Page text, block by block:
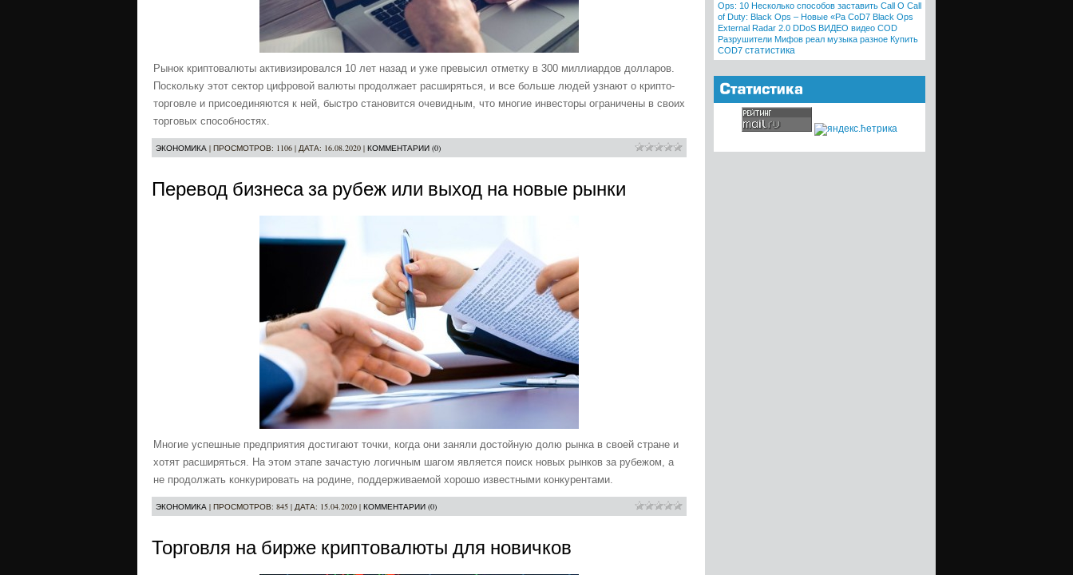
Рынок криптовалюты активизировался 10 лет назад и уже превысил отметку в 300 миллиардов долларов.
Поскольку этот сектор цифровой валюты продолжает расширяться, и все больше людей узнают о крипто-
торговле и присоединяются к ней, быстро становится очевидным, что многие инвесторы ограничены в своих
торговых способностях.
ЭКОНОМИКА | ПРОСМОТРОВ: 1106 | ДАТА: 16.08.2020 | КОММЕНТАРИИ (0)
Перевод бизнеса за рубеж или выход на новые рынки
Многие успешные предприятия достигают точки, когда они заняли достойную долю рынка в своей стране и
хотят расширяться. На этом этапе зачастую логичным шагом является поиск новых рынков за рубежом, а
не продолжать конкурировать на родине, поддерживаемой хорошо известными конкурентами.
ЭКОНОМИКА | ПРОСМОТРОВ: 845 | ДАТА: 15.04.2020 | КОММЕНТАРИИ (0)
Торговля на бирже криптовалюты для новичков
Ops: 10 Несколько способов заставить Call O Call
of Duty: Black Ops – Новые «Ра CoD7 Black Ops
External Radar 2.0 DDoS ВИДЕО видео COD
Разрушители Мифов реал музыка разное Купить
COD7 статистика